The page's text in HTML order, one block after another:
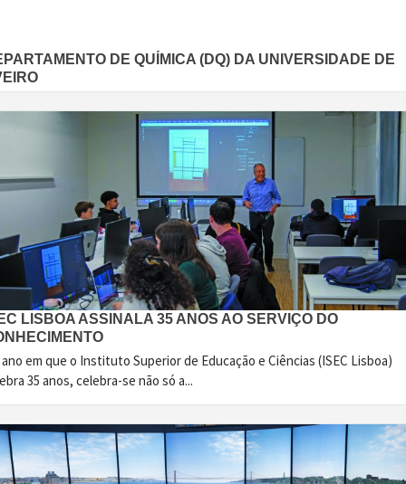
DE QUÍMICA (DQ) DA UNIVERSIDADE DE
LISBOA ASSINALA 35 ANOS AO SERVIÇO DO
em que o Instituto Superior de Educação e Ciências (ISEC Lisboa)
35 anos, celebra-se não só a...